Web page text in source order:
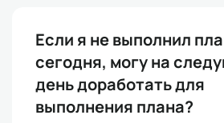
Если я не выполнил
сегодня, могу на
день доработать для
выполнения плана?